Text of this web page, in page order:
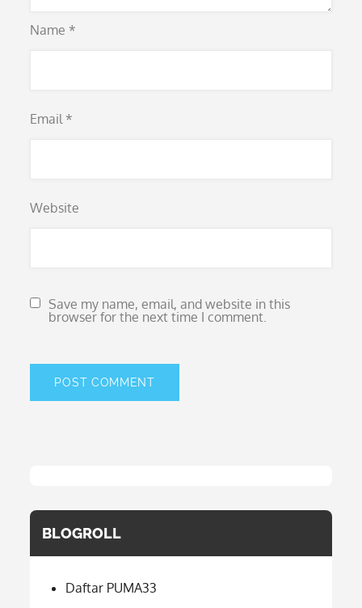
Name *
Email *
Website
Save my name, email, and website in this
browser for the next time I comment.
BLOGROLL
Daftar PUMA33